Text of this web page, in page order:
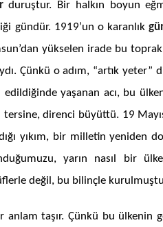
duruştur. Bir halkın boyun
gündür. 1919’un o karanlık
yükselen irade bu
Çünkü o adım, “artık
edildiğinde yaşanan acı, bu
direnci büyüttü. 19
yıkım, bir milletin yeniden
yarın nasıl bir
değil, bu bilinçle
anlam taşır. Çünkü bu ülkenin